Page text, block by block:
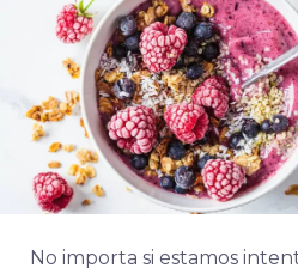
No importa si estamos